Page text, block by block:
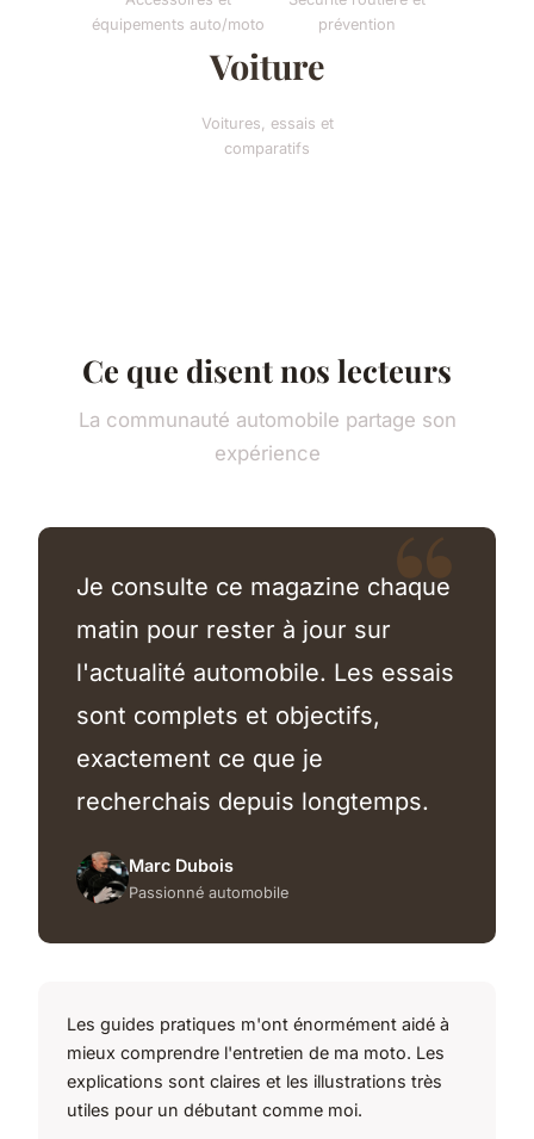
équipements auto/moto
prévention
Voiture
Voitures, essais et
comparatifs
Ce que disent nos lecteurs
La communauté automobile partage son
expérience
Je consulte ce magazine chaque
matin pour rester à jour sur
l'actualité automobile. Les essais
sont complets et objectifs,
exactement ce que je
recherchais depuis longtemps.
Marc Dubois
Passionné automobile
Les guides pratiques m'ont énormément aidé à
mieux comprendre l'entretien de ma moto. Les
explications sont claires et les illustrations très
utiles pour un débutant comme moi.